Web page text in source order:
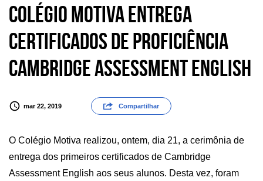
Colégio Motiva entrega
certificados de proficiência
Cambridge Assessment English
mar 22, 2019 Compartilhar
O Colégio Motiva realizou, ontem, dia 21, a cerimônia de
entrega dos primeiros certificados de Cambridge
Assessment English aos seus alunos. Desta vez, foram